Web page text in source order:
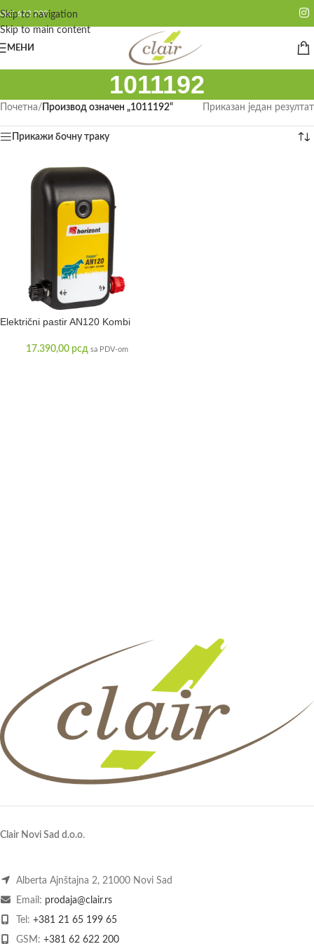
Skip to navigation
Skip to main content
062 622 200
МЕНИ
1011192
Почетна/ Производ oзначен „1011192“ Приказан један резултат
Прикажи бочну траку
Električni pastir AN120 Kombi
17.390,00 рсд sa PDV-om
Clair Novi Sad d.o.o.
Alberta Ajnštajna 2, 21000 Novi Sad
Email: prodaja@clair.rs
Tel: +381 21 65 199 65
GSM: +381 62 622 200